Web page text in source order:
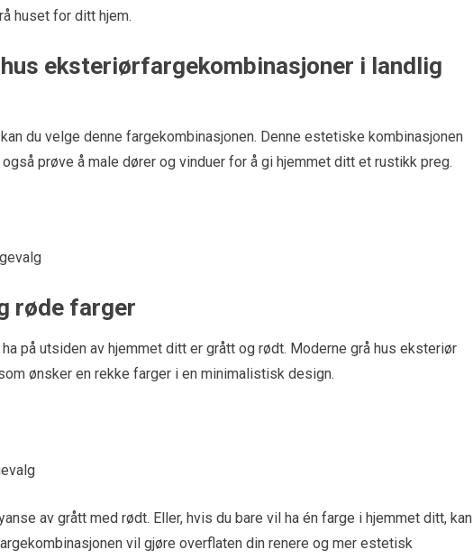
huset for ditt hjem.
eksteriørfargekombinasjoner i landlig
du velge denne fargekombinasjonen. Denne estetiske kombinasjonen
prøve å male dører og vinduer for å gi hjemmet ditt et rustikk preg.
røde farger
på utsiden av hjemmet ditt er grått og rødt. Moderne grå hus eksteriør
ønsker en rekke farger i en minimalistisk design.
av grått med rødt. Eller, hvis du bare vil ha én farge i hjemmet ditt, kan
vil gjøre overflaten din renere og mer estetisk